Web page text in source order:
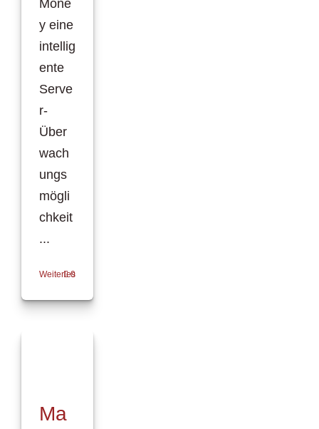
Mone
y eine
intellig
ente
Serve
r-
Über
wach
ungs
mögli
chkeit
...
Weiterlesen
0
Ma